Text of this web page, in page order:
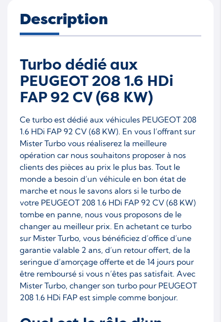
Description
Turbo dédié aux
PEUGEOT 208 1.6 HDi
FAP 92 CV (68 KW)
Ce turbo est dédié aux véhicules PEUGEOT 208
1.6 HDi FAP 92 CV (68 KW). En vous l’offrant sur
Mister Turbo vous réaliserez la meilleure
opération car nous souhaitons proposer à nos
clients des pièces au prix le plus bas. Tout le
monde a besoin d’un véhicule en bon état de
marche et nous le savons alors si le turbo de
votre PEUGEOT 208 1.6 HDi FAP 92 CV (68 KW)
tombe en panne, nous vous proposons de le
changer au meilleur prix. En achetant ce turbo
sur Mister Turbo, vous bénéficiez d’office d’une
garantie valable 2 ans, d’un retour offert, de la
seringue d’amorçage offerte et de 14 jours pour
être remboursé si vous n’êtes pas satisfait. Avec
Mister Turbo, changer son turbo pour PEUGEOT
208 1.6 HDi FAP est simple comme bonjour.